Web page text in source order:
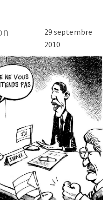
29 septembre
2010